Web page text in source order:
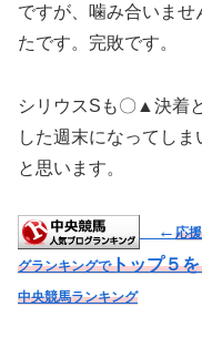
ですが、噛み合いま
たです。完敗です。
シリウスSも〇▲決着
した週末になってし
と思います。
← 応
グランキングでトップ５
中央競馬ランキング